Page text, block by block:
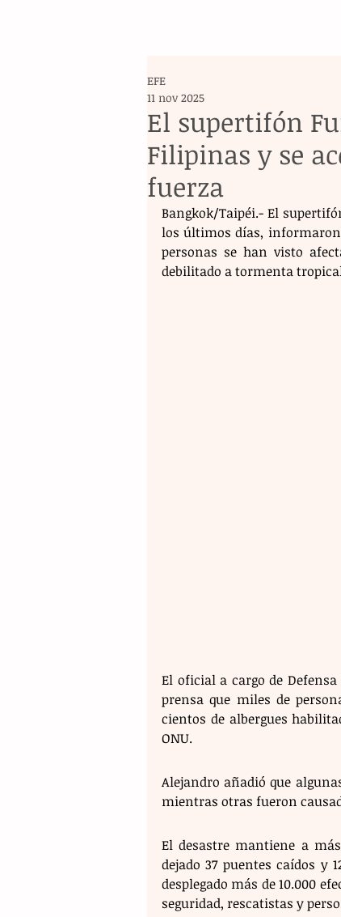
El supertifón
Filipinas y se
fuerza
EFE
11 nov 2025
Bangkok/Taipéi.- El
los últimos días, informaron
personas se han visto
debilitado a tormenta
El oficial a cargo de
prensa que miles de
cientos de albergues
ONU.
Alejandro añadió que
mientras otras fueron
El desastre mantiene a
dejado 37 puentes caídos y
desplegado más de 10.000
seguridad, rescatistas y